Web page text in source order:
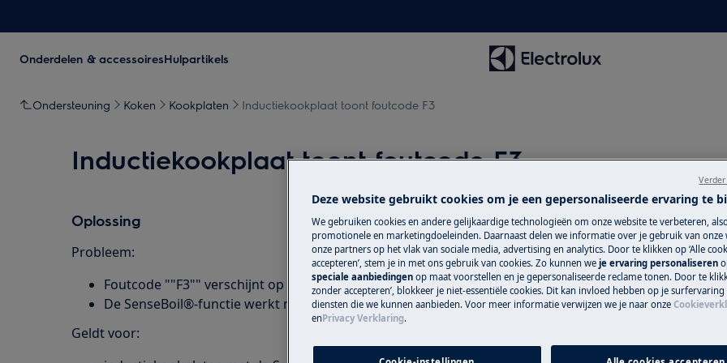
Onderdelen & accessoiresHulpartikels
Ondersteuning Koken Kookplaten Inductiekookplaat toont foutcode F3
Inductiekookplaat toont foutcode F3
Oplossing
Probleem:
Foutcode ""F3"" verschijnt op de display van de inductiekookplaat
De SenseBoil®-functie werkt niet
Geldt voor:
Wisselstukken
Vind originele
onze webshop
Deze website gebruikt cookies om je een gepersonaliseerde ervaring te
We gebruiken cookies en andere gelijkaardige technologieën om onze website te verbeteren,
promotionele en marketingdoeleinden. Daarnaast delen we informatie over je gebruik van onze
onze partners op het vlak van sociale media, advertising en analytics. Door te klikken op ‘Alle
accepteren’, stem je in met ons gebruik van cookies. Zo kunnen we je ervaring personaliseren
speciale aanbiedingen op maat voorstellen en je gepersonaliseerde reclame tonen. Door te
zonder accepteren’, blokkeer je niet-essentiële cookies. Dit kan invloed hebben op je
diensten die we kunnen aanbieden. Voor meer informatie verwijzen we je naar onze
enPrivacy Verklaring.